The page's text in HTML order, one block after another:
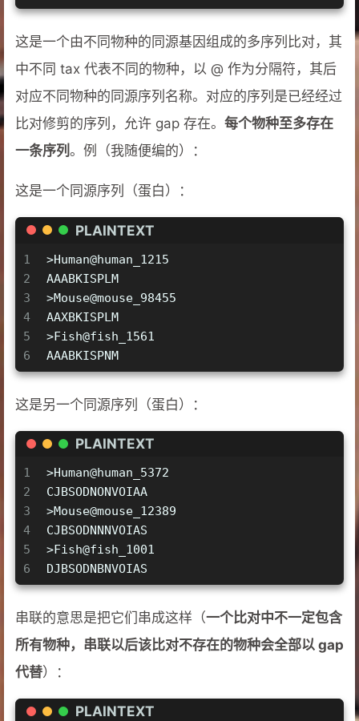
这是一个由不同物种的同源基因组成的多序列比对，其
中不同 tax 代表不同的物种，以 @ 作为分隔符，其后
对应不同物种的同源序列名称。对应的序列是已经经过
比对修剪的序列，允许 gap 存在。 每个物种至多存在
一条序列 。例（我随便编的）：
这是一个同源序列（蛋白）：
PLAINTEXT
1
2
3
4
5
6
>Human@human_1215
AAABKISPLM
>Mouse@mouse_98455
AAXBKISPLM
>Fish@fish_1561
AAABKISPNM
这是另一个同源序列（蛋白）：
PLAINTEXT
1
2
3
4
5
6
>Human@human_5372
CJBSODNONVOIAA
>Mouse@mouse_12389
CJBSODNNNVOIAS
>Fish@fish_1001
DJBSODNBNVOIAS
串联的意思是把它们串成这样（一个比对中不一定包含
所有物种，串联以后该比对不存在的物种会全部以 gap
代替）：
PLAINTEXT